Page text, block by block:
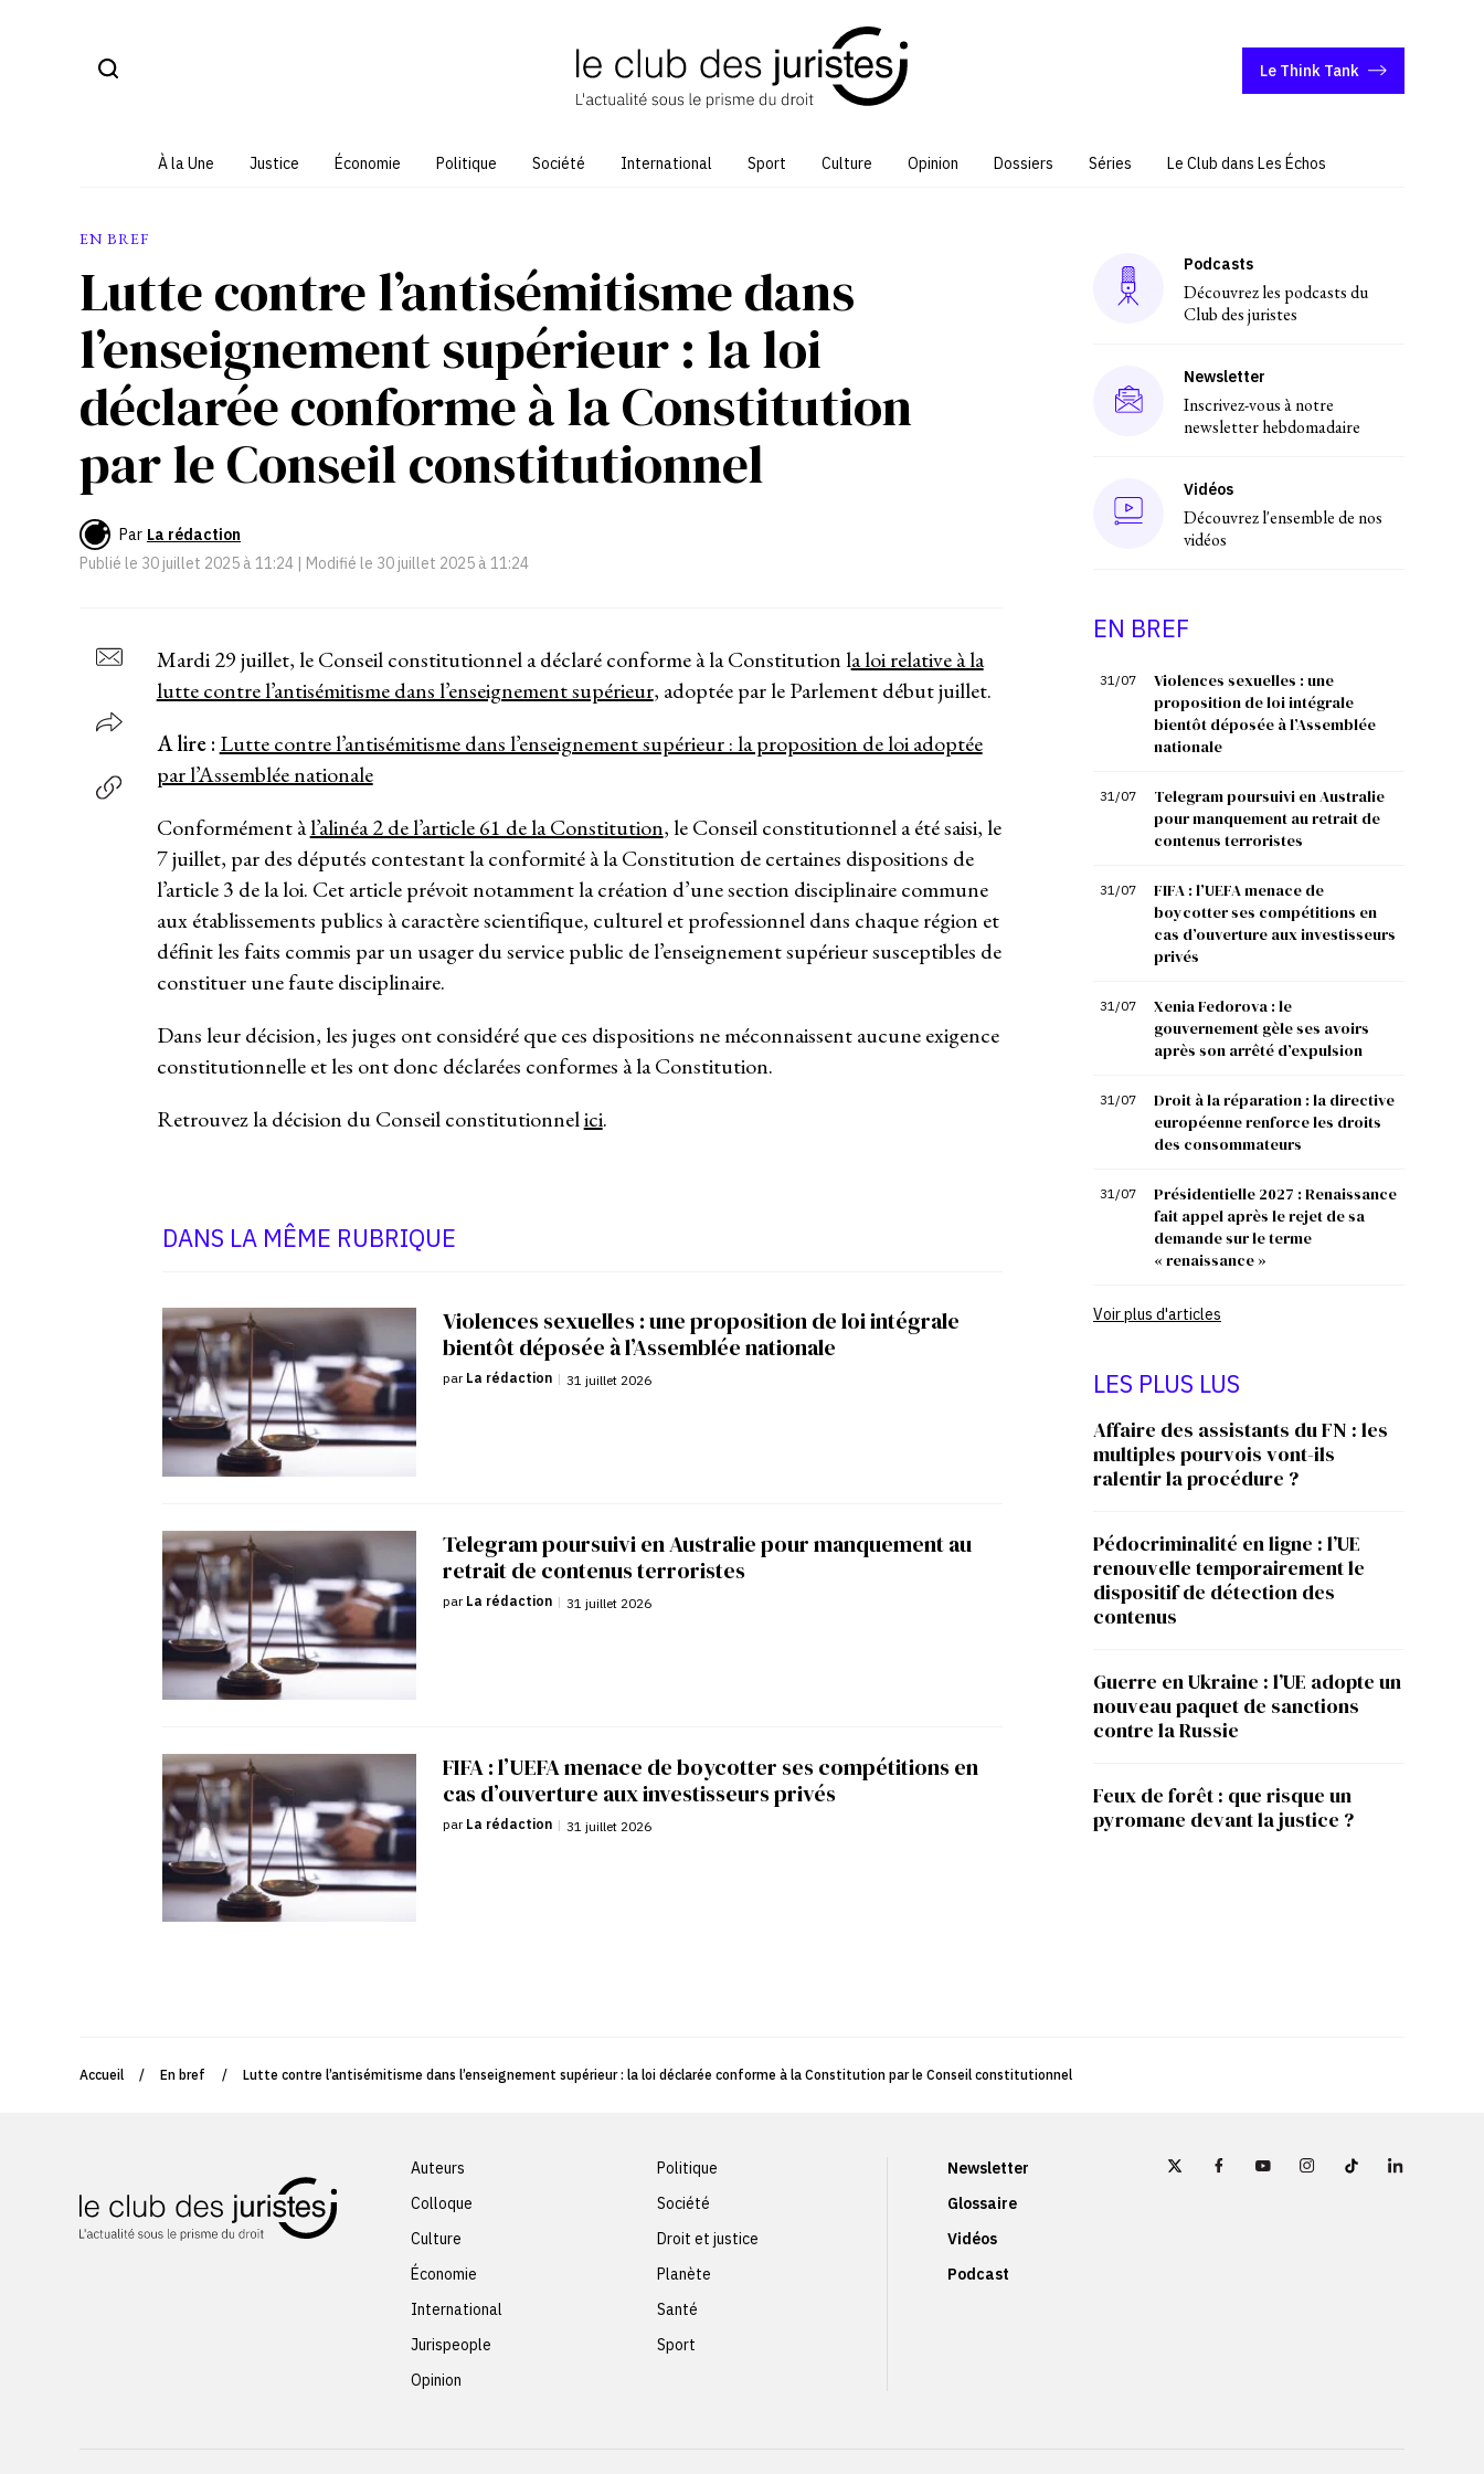
Le Think Tank
À la Une Justice Économie Politique Société International Sport Culture Opinion Dossiers Séries Le Club dans Les Échos
EN BREF
Lutte contre l’antisémitisme dans
l’enseignement supérieur : la loi
déclarée conforme à la Constitution
par le Conseil constitutionnel
Par La rédaction
Publié le 30 juillet 2025 à 11:24 | Modifié le 30 juillet 2025 à 11:24
Mardi 29 juillet, le Conseil constitutionnel a déclaré conforme à la Constitution la loi relative à la
lutte contre l’antisémitisme dans l’enseignement supérieur, adoptée par le Parlement début juillet.
A lire : Lutte contre l’antisémitisme dans l’enseignement supérieur : la proposition de loi adoptée
par l’Assemblée nationale
Conformément àl’alinéa 2 de l’article 61 de la Constitution, le Conseil constitutionnel a été saisi, le
7 juillet, par des députés contestant la conformité à la Constitution de certaines dispositions de
l’article 3 de la loi. Cet article prévoit notamment la création d’une section disciplinaire commune
aux établissements publics à caractère scientifique, culturel et professionnel dans chaque région et
définit les faits commis par un usager du service public de l’enseignement supérieur susceptibles de
constituer une faute disciplinaire.
Dans leur décision, les juges ont considéré que ces dispositions ne méconnaissent aucune exigence
constitutionnelle et les ont donc déclarées conformes à la Constitution.
Retrouvez la décision du Conseil constitutionnelici.
DANS LA MÊME RUBRIQUE
Violences sexuelles : une proposition de loi intégrale
bientôt déposée à l’Assemblée nationale
par La rédaction | 31 juillet 2026
Telegram poursuivi en Australie pour manquement au
retrait de contenus terroristes
par La rédaction | 31 juillet 2026
FIFA : l’UEFA menace de boycotter ses compétitions en
cas d’ouverture aux investisseurs privés
par La rédaction | 31 juillet 2026
Podcasts
Découvrez les podcasts du
Club des juristes
Newsletter
Inscrivez-vous à notre
newsletter hebdomadaire
Vidéos
Découvrez l'ensemble de nos
vidéos
EN BREF
31/07
Violences sexuelles : une
proposition de loi intégrale
bientôt déposée à l’Assemblée
nationale
31/07
Telegram poursuivi en Australie
pour manquement au retrait de
contenus terroristes
31/07
FIFA : l’UEFA menace de
boycotter ses compétitions en
cas d’ouverture aux investisseurs
privés
31/07
Xenia Fedorova : le
gouvernement gèle ses avoirs
après son arrêté d’expulsion
31/07
Droit à la réparation : la directive
européenne renforce les droits
des consommateurs
31/07
Présidentielle 2027 : Renaissance
fait appel après le rejet de sa
demande sur le terme
« renaissance »
Voir plus d'articles
LES PLUS LUS
Affaire des assistants du FN : les
multiples pourvois vont-ils
ralentir la procédure ?
Pédocriminalité en ligne : l’UE
renouvelle temporairement le
dispositif de détection des
contenus
Guerre en Ukraine : l’UE adopte un
nouveau paquet de sanctions
contre la Russie
Feux de forêt : que risque un
pyromane devant la justice ?
Accueil / En bref / Lutte contre l’antisémitisme dans l’enseignement supérieur : la loi déclarée conforme à la Constitution par le Conseil constitutionnel
Auteurs
Colloque
Culture
Économie
International
Jurispeople
Opinion
Politique
Société
Droit et justice
Planète
Santé
Sport
Newsletter
Glossaire
Vidéos
Podcast